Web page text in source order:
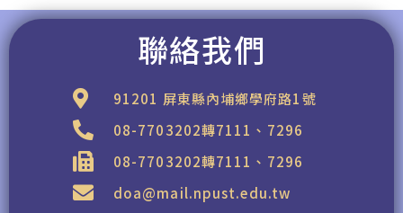
聯絡我們
91201 屏東縣內埔鄉學府路1號
08-7703202轉7111、7296
08-7703202轉7111、7296
doa@mail.npust.edu.tw